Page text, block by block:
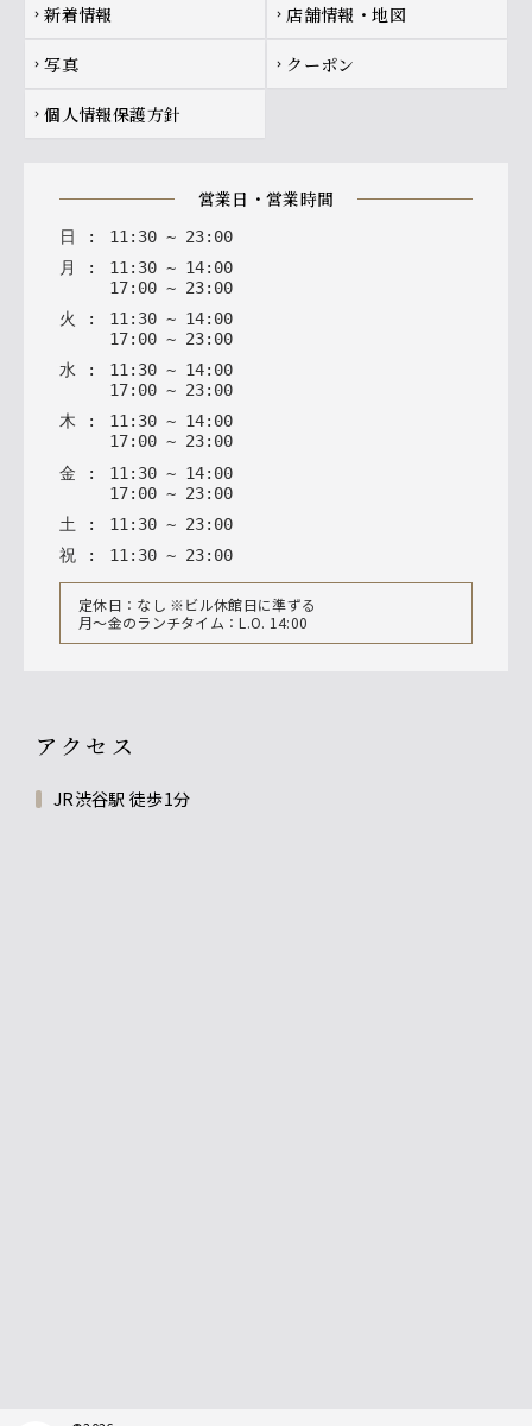
chevron_right 新着情報 chevron_right 店舗情報・地図
chevron_right 写真 chevron_right クーポン
chevron_right 個人情報保護方針
営業日・営業時間
日 : 11 : 30 ~ 23: 00
月
: 11 : 30 ~ 14: 00
17: 00 ~ 23: 00
火
: 11 : 30 ~ 14: 00
17: 00 ~ 23: 00
水 : 11: 30 ~ 14: 00
17: 00 ~ 23: 00
木 : 11: 30 ~ 14: 00
17: 00 ~ 23: 00
金 : 11 : 30 ~ 14: 00
17: 00 ~ 23: 00
土 : 11 : 30 ~ 23: 00
祝 : 11 : 30 ~ 23: 00
定休日：なし ※ビル休館日に準ずる
月〜金のランチタイム：L.O. 14:00
アクセス
JR渋谷駅 徒歩1分